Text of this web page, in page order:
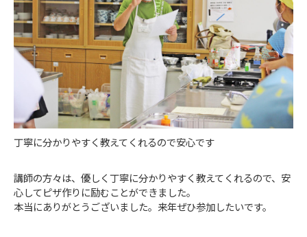
丁寧に分かりやすく教えてくれるので安心です
講師の方々は、優しく丁寧に分かりやすく教えてくれるので、安
心してピザ作りに励むことができました。
本当にありがとうございました。来年ぜひ参加したいです。